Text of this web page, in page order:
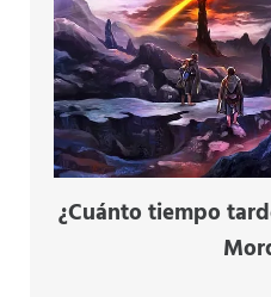
¿Cuánto tiempo